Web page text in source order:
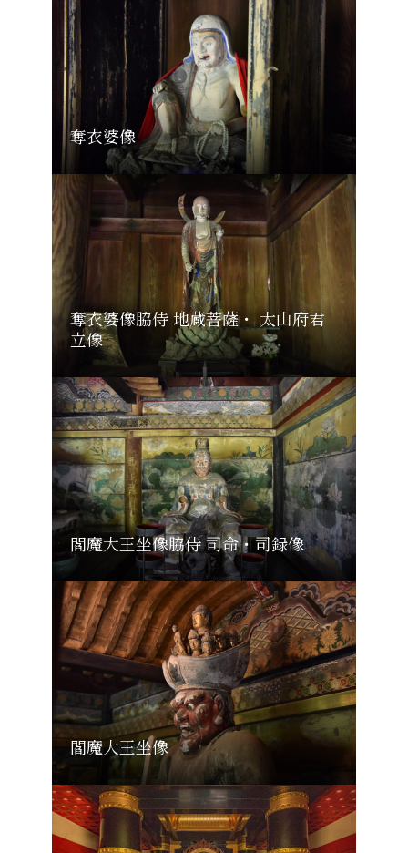
奪衣婆像
奪衣婆像脇侍 地蔵菩薩・ 太山府君
立像
閻魔大王坐像脇侍 司命・司録像
閻魔大王坐像